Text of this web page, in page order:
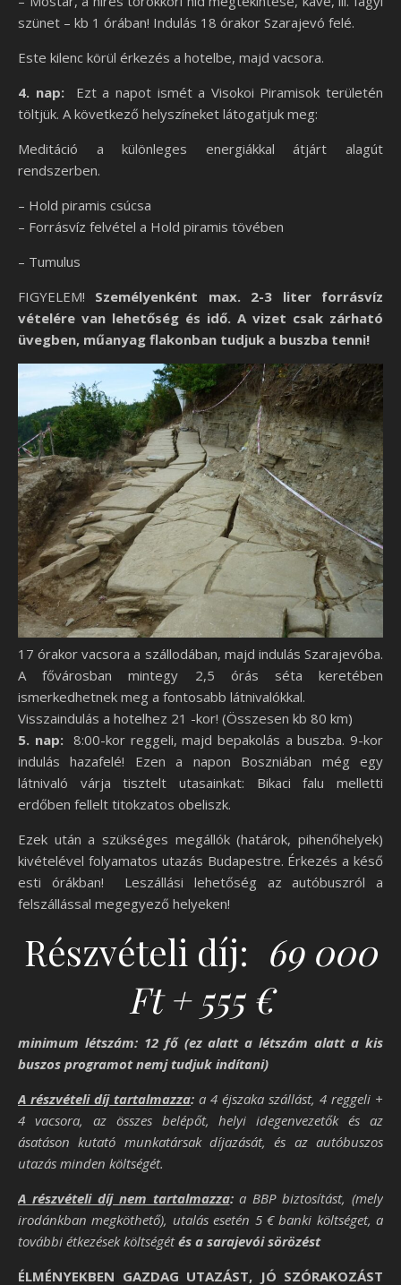
szünet – kb 1 órában! Indulás 18 órakor Szarajevó felé.
Este kilenc körül érkezés a hotelbe, majd vacsora.
4. nap:
Ezt a napot ismét a Visokoi Piramisok területén
töltjük. A következő helyszíneket látogatjuk meg:
Meditáció a különleges energiákkal átjárt alagút
rendszerben.
– Hold piramis csúcsa
– Forrásvíz felvétel a Hold piramis tövében
– Tumulus
FIGYELEM! Személyenként max. 2-3 liter forrásvíz
vételére van lehetőség és idő. A vizet csak zárható
üvegben, műanyag flakonban tudjuk a buszba tenni!
17 órakor vacsora a szállodában, majd indulás Szarajevóba.
A fővárosban mintegy 2,5 órás séta keretében
ismerkedhetnek meg a fontosabb látnivalókkal.
Visszaindulás a hotelhez 21 -kor! (Összesen kb 80 km)
5. nap: 8:00-kor reggeli, majd bepakolás a buszba. 9-kor
indulás hazafelé! Ezen a napon Boszniában még egy
látnivaló várja tisztelt utasainkat: Bikaci falu melletti
erdőben fellelt titokzatos obeliszk.
Ezek után a szükséges megállók (határok, pihenőhelyek)
kivételével folyamatos utazás Budapestre. Érkezés a késő
esti órákban! Leszállási lehetőség az autóbuszról a
felszállással megegyező helyeken!
Részvételi díj: 69 000
Ft + 555 €
minimum létszám: 12 fő (ez alatt a létszám alatt a kis
buszos programot nemj tudjuk indítani)
A részvételi díj tartalmazza: a 4 éjszaka szállást, 4 reggeli +
4 vacsora, az összes belépőt, helyi idegenvezetők és az
ásatáson kutató munkatársak díjazását, és az autóbuszos
utazás minden költségét.
A részvételi díj nem tartalmazza:a BBP biztosítást, (mely
irodánkban megköthető), utalás esetén 5 € banki költséget, a
további étkezések költségétés a sarajevói sörözést
ÉLMÉNYEKBEN GAZDAG UTAZÁST, JÓ SZÓRAKOZÁST